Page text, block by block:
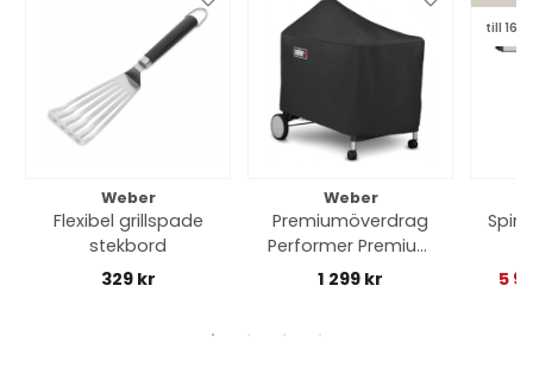
Weber
Flexibel grillspade
stekbord
329 kr
Weber
Premiumöverdrag
Performer Premium
& Deluxe - black
1 299 kr
till 16/8
5